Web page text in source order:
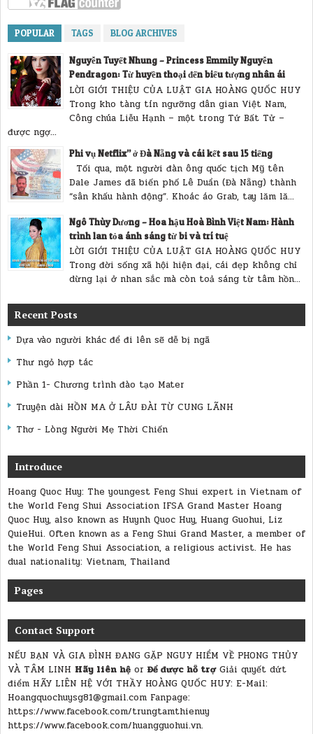
POPULAR TAGS BLOG ARCHIVES
Nguyễn Tuyết Nhung – Princess Emmily Nguyễn
Pendragon: Từ huyền thoại đến biểu tượng nhân ái
LỜI GIỚI THIỆU CỦA LUẬT GIA HOÀNG QUỐC HUY
Trong kho tàng tín ngưỡng dân gian Việt Nam,
Công chúa Liễu Hạnh – một trong Tứ Bất Tử –
được ngợ...
Phi vụ Netflix” ở Đà Nẵng và cái kết sau 15 tiếng
Tối qua, một người đàn ông quốc tịch Mỹ tên
Dale James đã biến phố Lê Duẩn (Đà Nẵng) thành
“sân khấu hành động”. Khoác áo Grab, tay lăm lă...
Ngô Thùy Dương – Hoa hậu Hoà Bình Việt Nam: Hành
trình lan tỏa ánh sáng từ bi và trí tuệ
LỜI GIỚI THIỆU CỦA LUẬT GIA HOÀNG QUỐC HUY
Trong đời sống xã hội hiện đại, cái đẹp không chỉ
dừng lại ở nhan sắc mà còn toả sáng từ tâm hồn...
Recent Posts
Dựa vào người khác để đi lên sẽ dễ bị ngã
Thư ngỏ hợp tác
Phần 1- Chương trình đào tạo Mater
Truyện dài HỒN MA Ở LÂU ĐÀI TỪ CUNG LÃNH
Thơ - Lòng Người Mẹ Thời Chiến
Introduce
Hoang Quoc Huy: The youngest Feng Shui expert in Vietnam of
the World Feng Shui Association IFSA Grand Master Hoang
Quoc Huy, also known as Huynh Quoc Huy, Huang Guohui, Liz
QuieHui. Often known as a Feng Shui Grand Master, a member of
the World Feng Shui Association, a religious activist. He has
dual nationality: Vietnam, Thailand
Pages
Contact Support
NẾU BẠN VÀ GIA ĐÌNH ĐANG GẶP NGUY HIỂM VỀ PHONG THỦY
VÀ TÂM LINH Hãy liên hệ or Để được hỗ trợGiải quyết dứt
điểm HÃY LIÊN HỆ VỚI THẦY HOÀNG QUỐC HUY: E-Mail:
Hoangquochuysg81@gmail.com Fanpage:
https://www.facebook.com/trungtamthienuy
https://www.facebook.com/huangguohui.vn.